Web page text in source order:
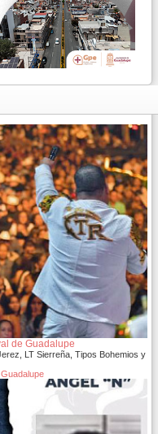
de Guadalupe
LT Sierreña, Tipos Bohemios y